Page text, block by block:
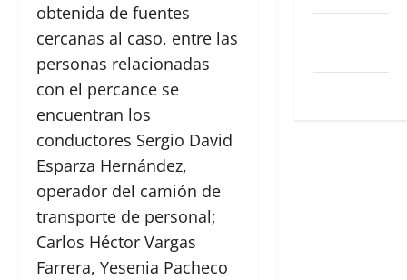
obtenida de fuentes
cercanas al caso, entre las
personas relacionadas
con el percance se
encuentran los
conductores Sergio David
Esparza Hernández,
operador del camión de
transporte de personal;
Carlos Héctor Vargas
Farrera, Yesenia Pacheco